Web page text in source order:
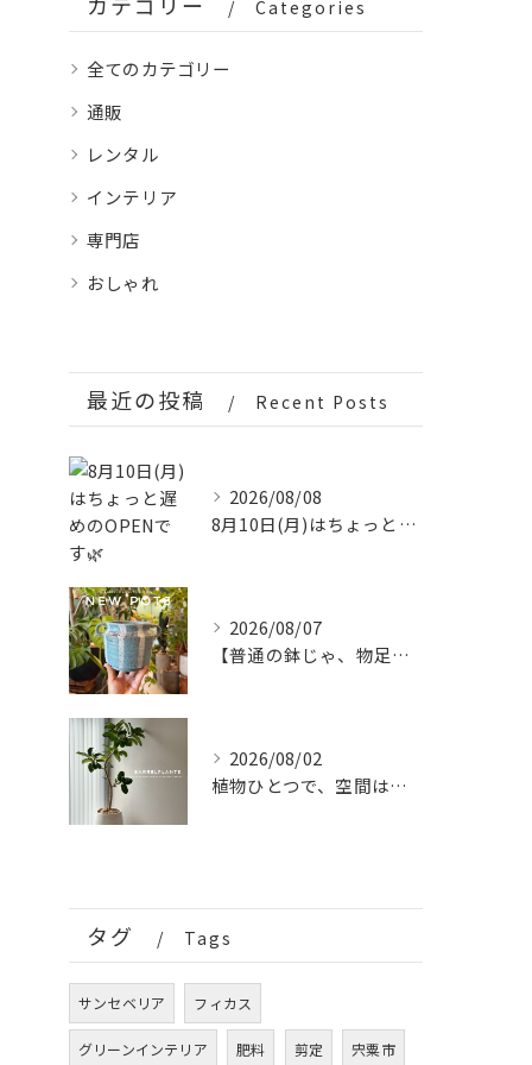
Categories
全てのカテゴリー
通販
レンタル
インテリア
専門店
おしゃれ
最近の投稿 Recent Posts
2026/08/08
8月10日(月)はちょっと遅めのOPENです🌿
2026/08/07
【普通の鉢じゃ、物足りない。
2026/08/02
植物ひとつで、空間はもっと完成する。
タグ Tags
サンセベリア フィカス
グリーンインテリア 肥料 剪定 宍粟市